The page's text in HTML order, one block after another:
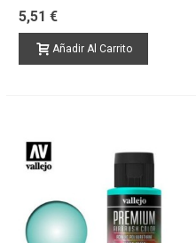
5,51 €
Añadir Al Carrito